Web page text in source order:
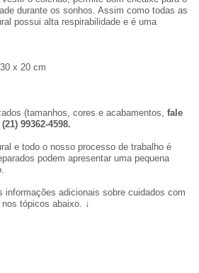
durante os sonhos. Assim como todas as
possui alta respirabilidade e é uma
x 20 cm
(tamanhos, cores e acabamentos, fale
99362-4598.
e todo o nosso processo de trabalho é
podem apresentar uma pequena
informações adicionais sobre cuidados com
tópicos abaixo. ↓